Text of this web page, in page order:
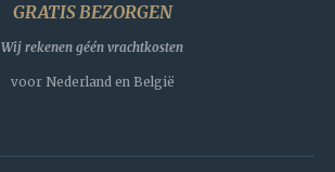
GRATIS BEZORGEN
Wij rekenen géén vrachtkosten
voor Nederland en België